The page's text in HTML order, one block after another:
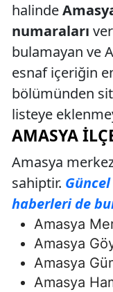
halinde
numaraları
bulamayan ve
esnaf içeriğin
bölümünden
listeye
AMASYA
Amasya
sahiptir.
haberleri de
Amasya
Amasya
Amasya
Amasya